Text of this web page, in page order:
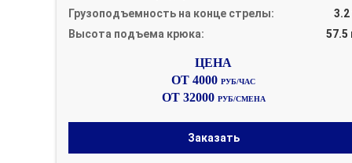
Грузоподъемность на конце стрелы:
3.2
Высота подъема крюка:
57.5
ОТ 4000РУБ/ЧАС
ОТ 32000 РУБ/СМЕНА
Заказать